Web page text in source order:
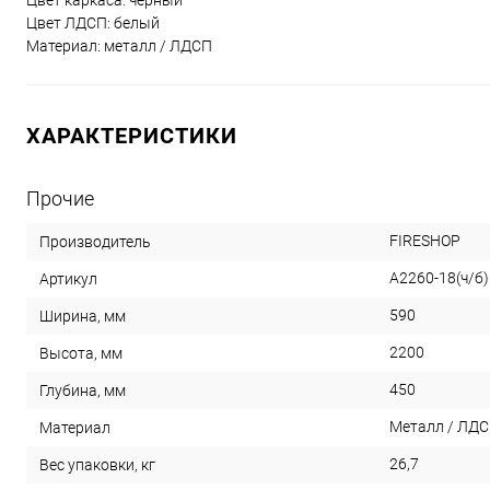
Цвет ЛДСП: белый
Материал: металл / ЛДСП
ХАРАКТЕРИСТИКИ
Прочие
Производитель FIRESHOP
Артикул A2260-18(ч/б)
Ширина, мм 590
Высота, мм 2200
Глубина, мм 450
Материал Металл /
Вес упаковки, кг 26,7